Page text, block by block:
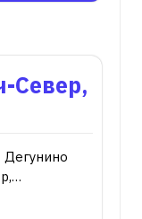
Север,
Дегунино